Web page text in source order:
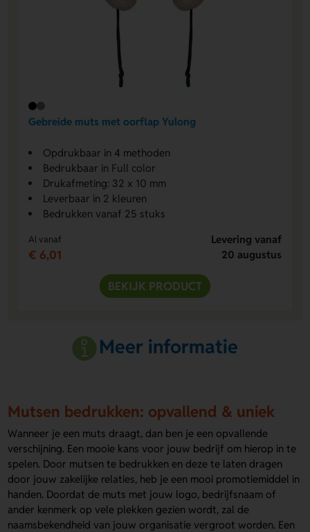
Gebreide muts met oorflap Yulong
Opdrukbaar in 4 methoden
Bedrukbaar in Full color
Drukafmeting: 32 x 10 mm
Leverbaar in 2 kleuren
Bedrukken vanaf 25 stuks
Al vanaf
€ 6,01
Levering vanaf
20 augustus
BEKIJK PRODUCT
Meer informatie
Mutsen bedrukken: opvallend & uniek
Wanneer je een muts draagt, dan ben je een opvallende
verschijning. Een mooie kans voor jouw bedrijf om hierop in te
spelen. Door mutsen te bedrukken en deze te laten dragen
door jouw zakelijke relaties, heb je een mooi promotiemiddel in
handen. Doordat de muts met jouw logo, bedrijfsnaam of
ander kenmerk op vele plekken gezien wordt, zal de
naamsbekendheid van jouw organisatie vergroot worden. Een